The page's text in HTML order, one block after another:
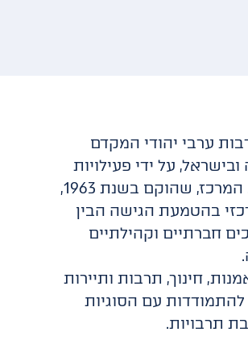
ערבי יהודי המקדם
על ידי פעילויות
תרבות, מפגש ודיאלוג. המרכז, שהוקם בשנת 1963,
בהטמעת הגישה הבין
חברתיים וקהילתיים
חינוך, תרבות ותיירות
עם הסוגיות
תרבויות.